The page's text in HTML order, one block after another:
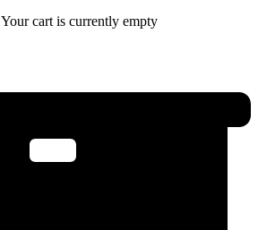
Your cart is currently empty